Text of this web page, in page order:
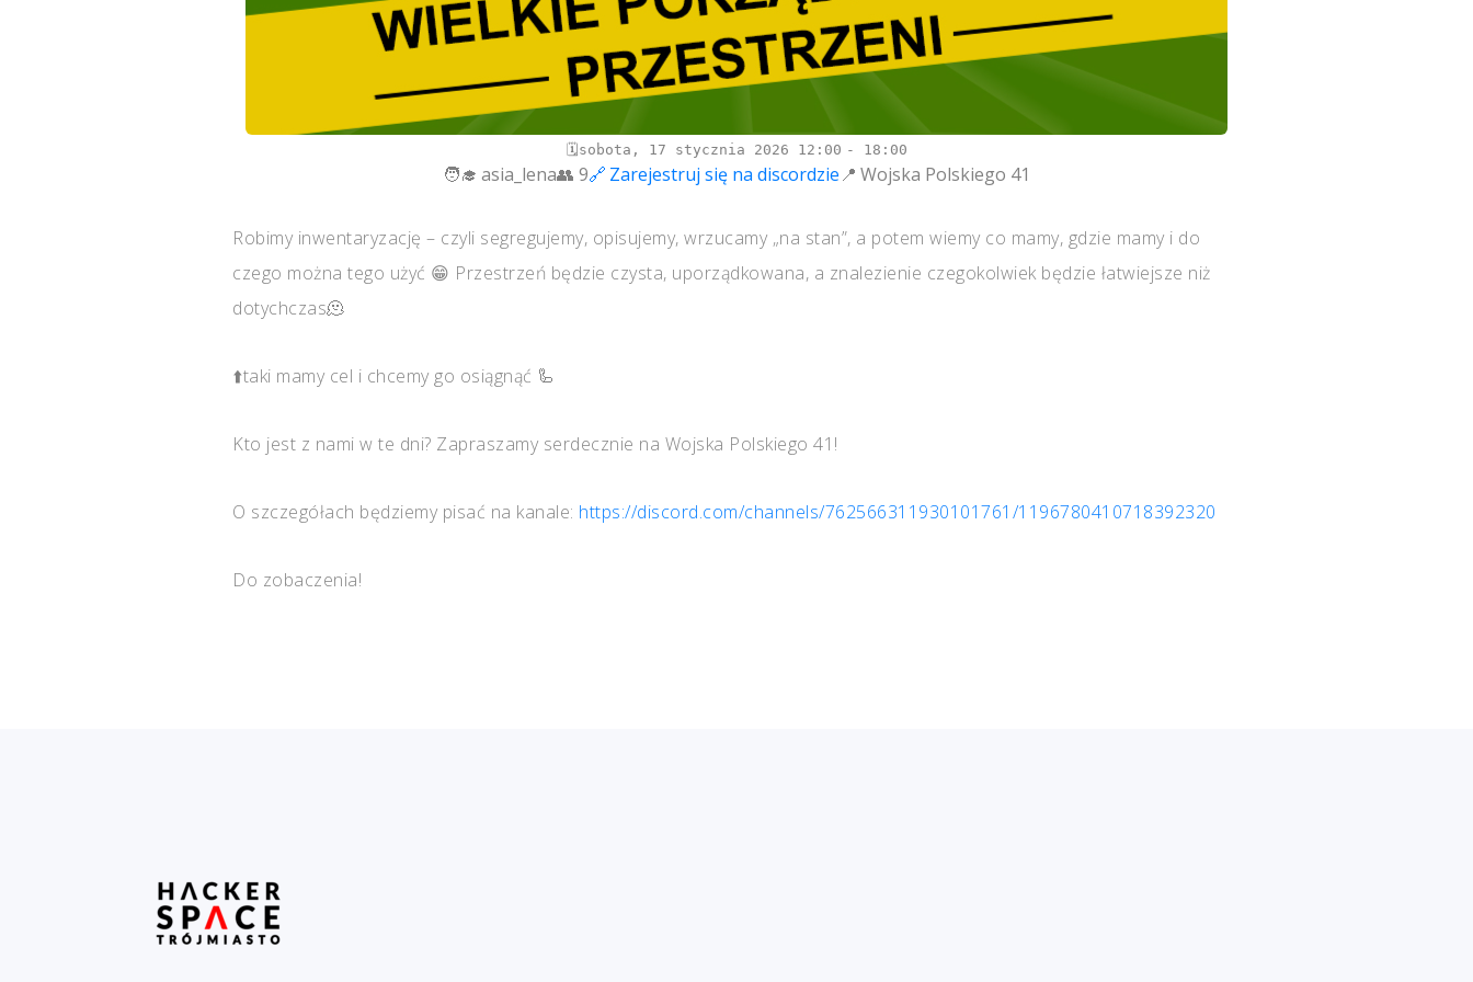
sobota, 17 stycznia 2026 12:00 18:00
asia_lena 9 Zarejestruj się na discordzie Wojska Polskiego 41
Robimy inwentaryzację – czyli segregujemy, opisujemy, wrzucamy „na stan”, a potem wiemy co mamy, gdzie mamy i do
czego można tego użyć 😁 Przestrzeń będzie czysta, uporządkowana, a znalezienie czegokolwiek będzie łatwiejsze niż
dotychczas🫠
⬆️taki mamy cel i chcemy go osiągnąć 🦾
Kto jest z nami w te dni? Zapraszamy serdecznie na Wojska Polskiego 41!
O szczegółach będziemy pisać na kanale: https://discord.com/channels/762566311930101761/1196780410718392320
Do zobaczenia!